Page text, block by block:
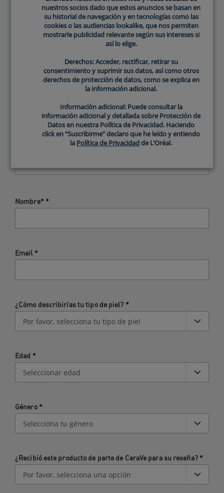
nuestros socios dado que estos anuncios se basan en
su historial de navegación y en tecnologías como las
cookies o las audiencias lookalike, que nos permiten
mostrarle publicidad relevante según sus intereses si
así lo elige.
Derechos: Acceder, rectificar, retirar su
consentimiento y suprimir sus datos, así como otros
derechos de protección de datos, como se explica en
la información adicional.
Información adicional: Puede consultar la
información adicional y detallada sobre Protección de
Datos en nuestra Política de Privacidad. Haciendo
click en “Suscribirme” declaro que he leído y entiendo
la Política de Privacidadde L’Oréal.
COMPARTE TU OPINION
Campos requeridos
Comentario de la Reseña*
Nombre* *
Email *
¿Cómo describirías tu tipo de piel? *
Edad *
Género *
¿Recibió este producto de parte de CeraVe para su reseña? *
nuestros socios dado que estos anuncios se basan en
su historial de navegación y en tecnologías como las
cookies o las audiencias lookalike, que nos permiten
mostrarle publicidad relevante según sus intereses si
así lo elige.
Derechos: Acceder, rectificar, retirar su
consentimiento y suprimir sus datos, así como otros
derechos de protección de datos, como se explica en
la información adicional.
Información adicional: Puede consultar la
información adicional y detallada sobre Protección de
Datos en nuestra Política de Privacidad. Haciendo
click en “Suscribirme” declaro que he leído y entiendo
la Política de Privacidadde L’Oréal.